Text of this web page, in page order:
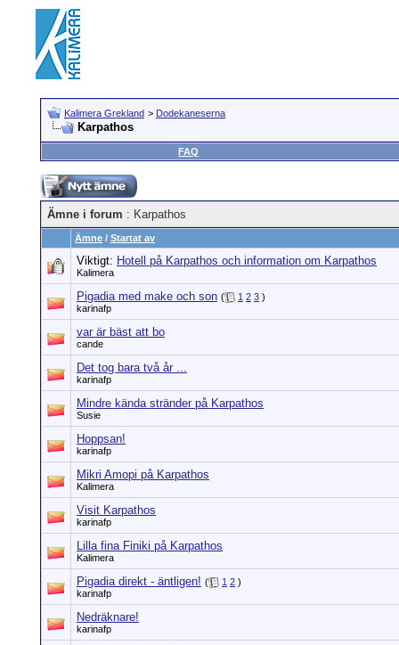
Kalimera Grekland > Dodekaneserna
Karpathos
FAQ
Ämne i forum : Karpathos
Ämne / Startat av
Viktigt: Hotell på Karpathos och information om Karpathos
Kalimera
Pigadia med make och son ( 1 2 3 )
karinafp
var är bäst att bo
cande
Det tog bara två år ...
karinafp
Mindre kända stränder på Karpathos
Susie
Hoppsan!
karinafp
Mikri Amopi på Karpathos
Kalimera
Visit Karpathos
karinafp
Lilla fina Finiki på Karpathos
Kalimera
Pigadia direkt - äntligen! ( 1 2 )
karinafp
Nedräknare!
karinafp